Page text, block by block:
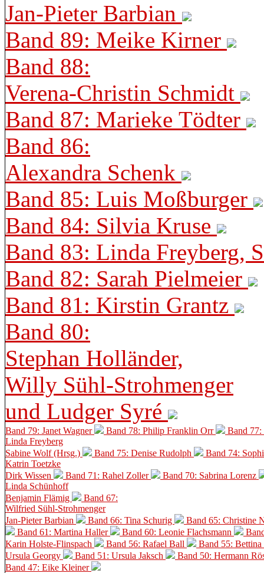
Jan-Pieter Barbian
Band 89: Meike Kirner
Band 88:
Verena-Christin Schmidt
Band 87: Marieke Tödter
Band 86:
Alexandra Schenk
Band 85: Luis Moßburger
Band 84: Silvia Kruse
Band 83: Linda Freyberg,
Band 82: Sarah Pielmeier
Band 81: Kirstin Grantz
Band 80:
Stephan Holländer,
Willy Sühl-Strohmenger
und Ludger Syré
Band 79: Janet Wagner Band 78: Philip Franklin Orr
Band
Linda Freyberg
Sabine Wolf (Hrsg.)
Band 75: Denise Rudolph
Band 74:
Katrin Toetzke
Dirk Wissen
Band 71: Rahel Zoller
Band 70: Sabrina Lorenz
Linda Schünhoff
Benjamin Flämig
Band 67:
Wilfried Sühl-Strohmenger
Jan-Pieter Barbian
Band 66: Tina Schurig
Band 65: Christine
Band 61: Martina Haller
Band 60: Leonie Flachsmann
Karin Holste-Flinspach
Band 56: Rafael Ball
Band 55:
Ursula Georgy
Band 51: Ursula Jaksch Band 50: Hermann
Band 47: Eike Kleiner